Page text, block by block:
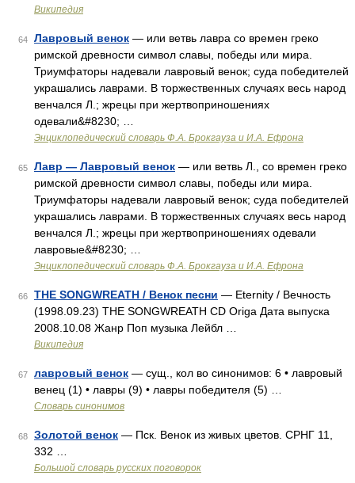
Википедия
64 Лавровый венок — или ветвь лавра со времен греко
римской древности символ славы, победы или мира.
Триумфаторы надевали лавровый венок; суда победителей
украшались лаврами. В торжественных случаях весь народ
венчался Л.; жрецы при жертвоприношениях
одевали&#8230; …
Энциклопедический словарь Ф.А. Брокгауза и И.А. Ефрона
65 Лавр — Лавровый венок — или ветвь Л., со времен греко
римской древности символ славы, победы или мира.
Триумфаторы надевали лавровый венок; суда победителей
украшались лаврами. В торжественных случаях весь народ
венчался Л.; жрецы при жертвоприношениях одевали
лавровые&#8230; …
Энциклопедический словарь Ф.А. Брокгауза и И.А. Ефрона
66 THE SONGWREATH / Венок песни — Eternity / Вечность
(1998.09.23) THE SONGWREATH CD Origa Дата выпуска
2008.10.08 Жанр Поп музыка Лейбл …
Википедия
67 лавровый венок — сущ., кол во синонимов: 6 • лавровый
венец (1) • лавры (9) • лавры победителя (5) …
Словарь синонимов
68 Золотой венок — Пск. Венок из живых цветов. СРНГ 11,
332 …
Большой словарь русских поговорок